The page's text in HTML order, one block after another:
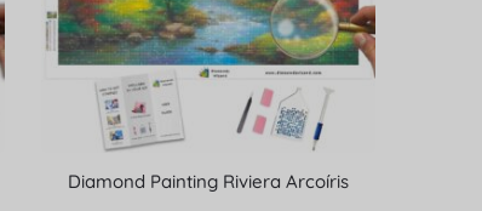
Diamond Painting Riviera Arcoíris